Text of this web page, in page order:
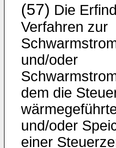
(57) Die
Verfahren zur
und/oder
dem die
und/oder
einer